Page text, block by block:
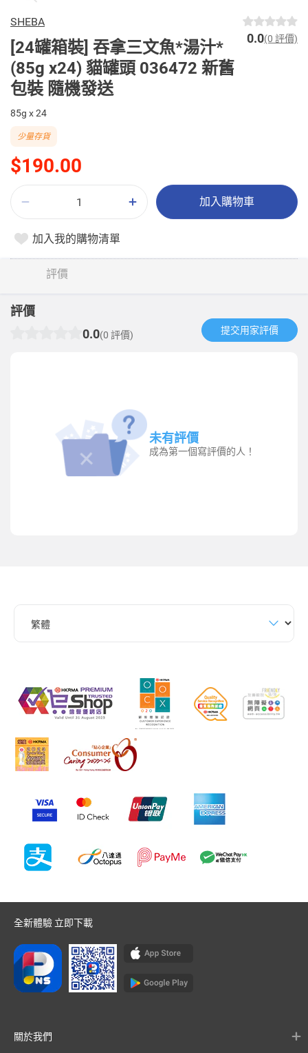
SHEBA
[24罐箱裝] 吞拿三文魚*湯汁*
(85g x24) 貓罐頭 036472 新舊
包裝 隨機發送
0.0(0 評價)
85g x 24
$190.00
少量存貨
加入購物車
加入我的購物清單
評價
評價
0.0(0 評價) 提交用家評價​
未有評價
成為第一個寫評價的人！
全新體驗 立即下載
關於我們